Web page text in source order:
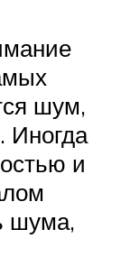
шум,
Иногда
и
шума,